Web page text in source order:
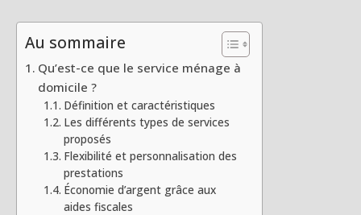
Au sommaire
Qu’est-ce que le service ménage à
domicile ?
Définition et caractéristiques
Les différents types de services
proposés
Flexibilité et personnalisation des
prestations
Économie d’argent grâce aux
aides fiscales